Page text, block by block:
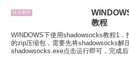
技术教程
教程
WINDOWS下使用shadowsocks教程1
的zip压缩包，需要先将shadowsocks解
shadowsocks.exe点击运行即可，完成